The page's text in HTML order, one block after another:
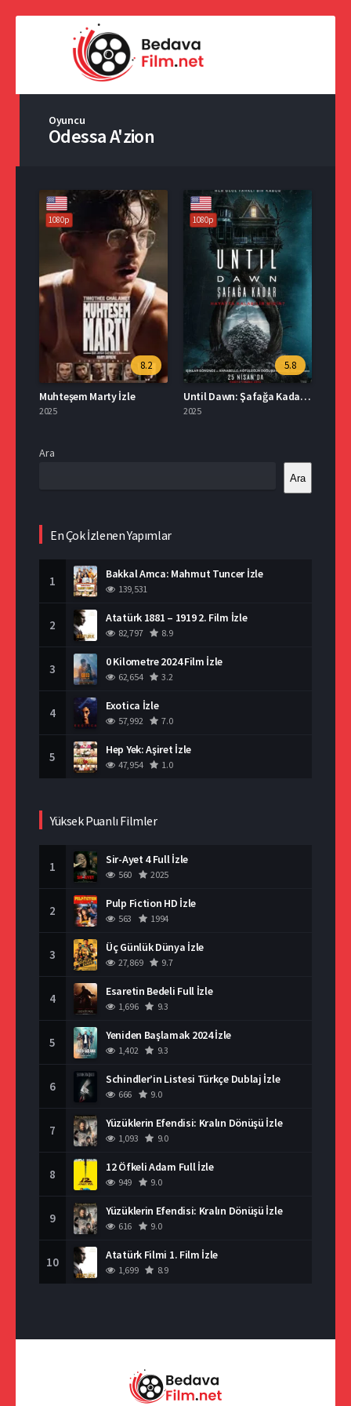
Oyuncu
Odessa A'zion
1080p
8.2
Muhteşem Marty İzle
2025
1080p
5.8
Until Dawn: Şafağa Kadar İzle
2025
Ara
Ara
En Çok İzlenen Yapımlar
1 Bakkal Amca: Mahmut Tuncer İzle
139,531
2 Atatürk 1881 – 1919 2. Film İzle
82,797 8.9
3 0 Kilometre 2024 Film İzle
62,654 3.2
4 Exotica İzle
57,992 7.0
5 Hep Yek: Aşiret İzle
47,954 1.0
Yüksek Puanlı Filmler
1 Sir-Ayet 4 Full İzle
560 2025
2 Pulp Fiction HD İzle
563 1994
3 Üç Günlük Dünya İzle
27,869 9.7
4 Esaretin Bedeli Full İzle
1,696 9.3
5 Yeniden Başlamak 2024 İzle
1,402 9.3
6 Schindler’in Listesi Türkçe Dublaj İzle
666 9.0
7 Yüzüklerin Efendisi: Kralın Dönüşü İzle
1,093 9.0
8 12 Öfkeli Adam Full İzle
949 9.0
9 Yüzüklerin Efendisi: Kralın Dönüşü İzle
616 9.0
10 Atatürk Filmi 1. Film İzle
1,699 8.9